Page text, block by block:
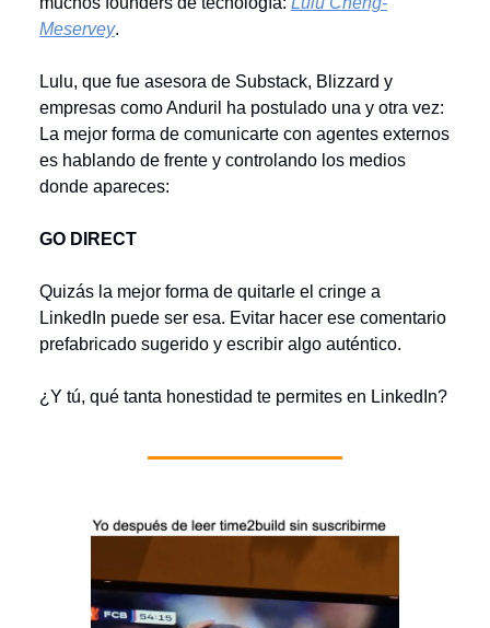
Meservey.
Lulu, que fue asesora de Substack, Blizzard y
empresas como Anduril ha postulado una y otra vez:
La mejor forma de comunicarte con agentes externos
es hablando de frente y controlando los medios
donde apareces:
GO DIRECT
Quizás la mejor forma de quitarle el cringe a
LinkedIn puede ser esa. Evitar hacer ese comentario
prefabricado sugerido y escribir algo auténtico.
¿Y tú, qué tanta honestidad te permites en LinkedIn?